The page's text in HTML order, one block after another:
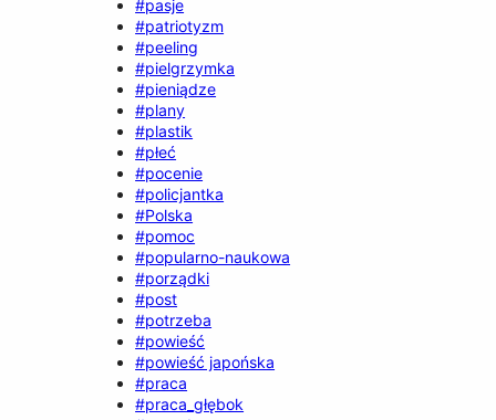
#pasje
#patriotyzm
#peeling
#pielgrzymka
#pieniądze
#plany
#plastik
#płeć
#pocenie
#policjantka
#Polska
#pomoc
#popularno-naukowa
#porządki
#post
#potrzeba
#powieść
#powieść japońska
#praca
#praca_głębok